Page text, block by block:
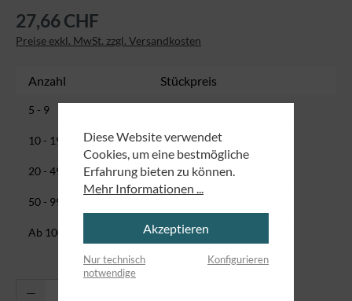
27,66 CHF
Preise exkl. MwSt. zzgl. Versandkosten
Anzahl Stückpreis
5 - 9
10 - 19 26,91 CHF
20 - 49 25,42 CHF
50 - 99
Ab 100 17,94 CHF
Produkt Anzahl: Gib den gewünschten
Diese Website verwendet
Cookies, um eine bestmögliche
Erfahrung bieten zu können.
Mehr Informationen ...
Akzeptieren
Nur technisch
notwendige
Konfigurieren